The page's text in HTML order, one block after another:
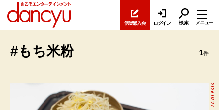
倶楽部入会 ログイン 検索 メニュー
#もち米粉 1件
2026.02.27